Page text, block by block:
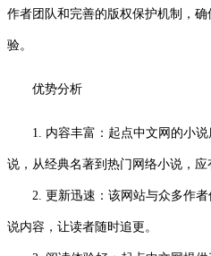
作者团队和完善的版权保护机制，
验。
优势分析
1. 内容丰富：起点中文网的小
说，从经典名著到热门网络小说，应
2. 更新迅速：该网站与众多作者
说内容，让读者随时追更。